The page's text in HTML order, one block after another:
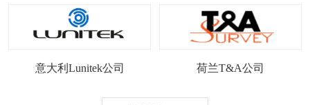
意大利Lunitek公司 荷兰T&A公司